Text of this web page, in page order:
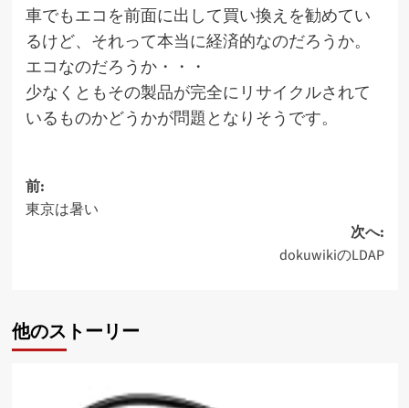
車でもエコを前面に出して買い換えを勧めてい
るけど、それって本当に経済的なのだろうか。
エコなのだろうか・・・
少なくともその製品が完全にリサイクルされて
いるものかどうかが問題となりそうです。
投
稿
ー
前:
東京は暑い
次へ:
dokuwikiのLDAP
他のストーリー